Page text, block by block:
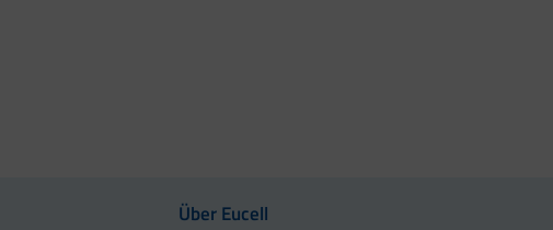
Über Eucell